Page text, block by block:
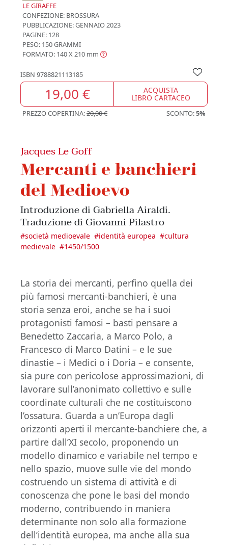
LE GIRAFFE
CONFEZIONE: BROSSURA
PUBBLICAZIONE:GENNAIO 2023
PAGINE: 128
PESO: 150 GRAMMI
FORMATO: 140 X 210 mm
ISBN 9788821113185
19,00 € ACQUISTA
LIBRO CARTACEO
PREZZO COPERTINA:20,00 € SCONTO:5%
Jacques Le Goff
Mercanti e banchieri
del Medioevo
Introduzione di Gabriella Airaldi.
Traduzione di Giovanni Pilastro
#società medioevale #identità europea #cultura
medievale #1450/1500
La storia dei mercanti, perfino quella dei
più famosi mercanti-banchieri, è una
storia senza eroi, anche se ha i suoi
protagonisti famosi – basti pensare a
Benedetto Zaccaria, a Marco Polo, a
Francesco di Marco Datini – e le sue
dinastie – i Medici o i Doria – e consente,
sia pure con pericolose approssimazioni, di
lavorare sull’anonimato collettivo e sulle
coordinate culturali che ne costituiscono
l’ossatura. Guarda a un’Europa dagli
orizzonti aperti il mercante-banchiere che, a
partire dall’XI secolo, proponendo un
modello dinamico e variabile nel tempo e
nello spazio, muove sulle vie del mondo
costruendo un sistema di attività e di
conoscenza che pone le basi del mondo
moderno, contribuendo in maniera
determinante non solo alla formazione
dell’identità europea, ma anche alla sua